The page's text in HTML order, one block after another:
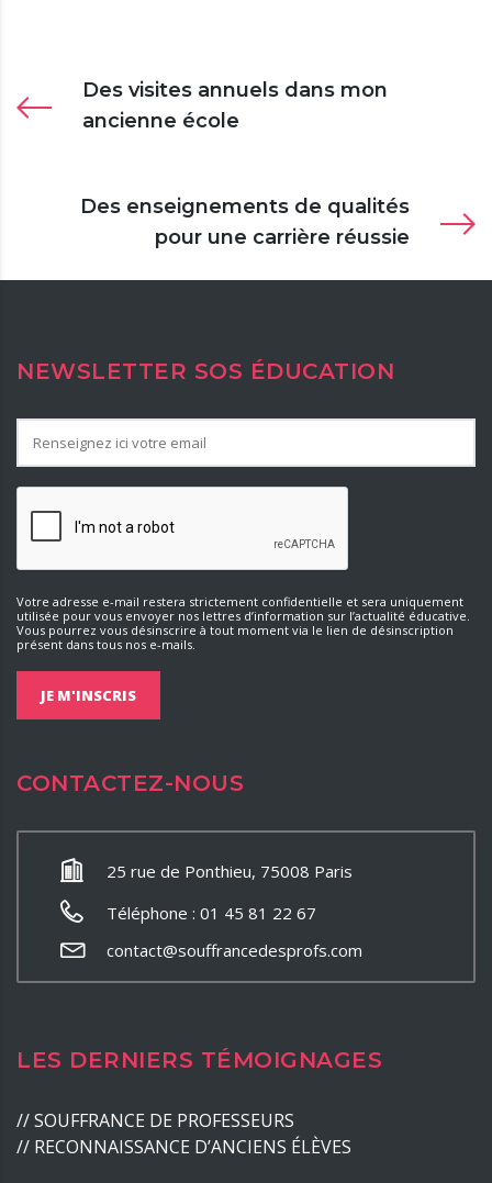
Des visites annuels dans mon
ancienne école
Des enseignements de qualités
pour une carrière réussie
NEWSLETTER SOS ÉDUCATION
Votre adresse e-mail restera strictement confidentielle et sera uniquement
utilisée pour vous envoyer nos lettres d’information sur l’actualité éducative.
Vous pourrez vous désinscrire à tout moment via le lien de désinscription
présent dans tous nos e-mails.
CONTACTEZ-NOUS
25 rue de Ponthieu, 75008 Paris
Téléphone : 01 45 81 22 67
contact@souffrancedesprofs.com
LES DERNIERS TÉMOIGNAGES
//SOUFFRANCE DE PROFESSEURS
// RECONNAISSANCE D’ANCIENS ÉLÈVES